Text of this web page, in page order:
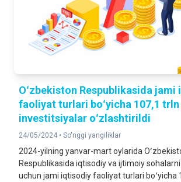
Oʻzbekiston Respublikasida
faoliyat turlari boʻyicha 107,1 trln
investitsiyalar oʻzlashtirildi
24/05/2024 • So'nggi yangiliklar
2024-yilning yanvar-mart oylarida
Respublikasida iqtisodiy va ijtimoiy
uchun jami iqtisodiy faoliyat turlari boʻyicha